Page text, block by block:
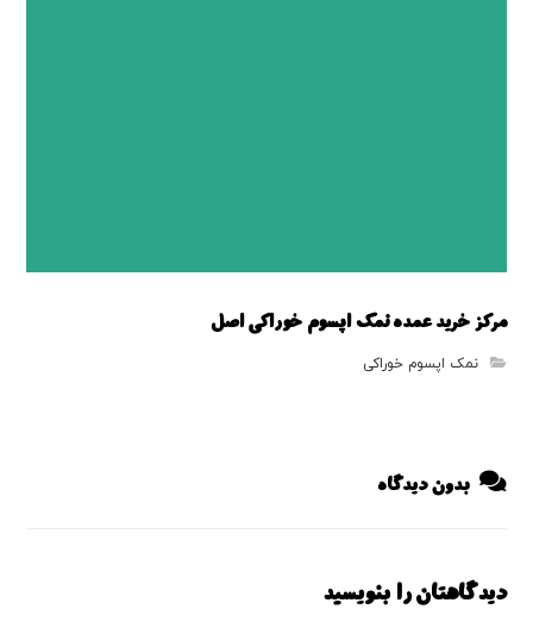
مرکز خرید عمده نمک اپسوم خوراکی اصل
نمک اپسوم خوراکی
بدون دیدگاه
دیدگاهتان را بنویسید